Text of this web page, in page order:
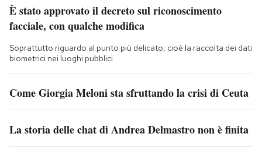
È stato approvato il decreto sul riconoscimento
facciale, con qualche modifica
Soprattutto riguardo al punto più delicato, cioè la raccolta dei dati
biometrici nei luoghi pubblici
Come Giorgia Meloni sta sfruttando la crisi di Ceuta
La storia delle chat di Andrea Delmastro non è finita